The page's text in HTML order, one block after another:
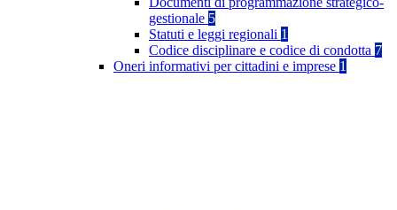
gestionale 5
Statuti e leggi regionali 1
Codice disciplinare e codice di condotta 7
Oneri informativi per cittadini e imprese 1